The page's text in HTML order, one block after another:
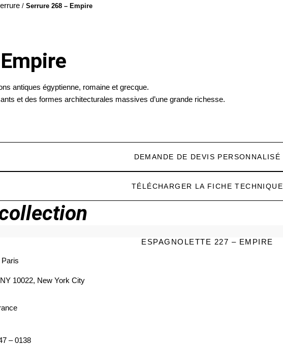
/ Serrure 268 – Empire
antiques égyptienne, romaine et grecque.
et des formes architecturales massives d’une grande richesse.
DEMANDE DE DEVIS PERSONNALISÉ
TÉLÉCHARGER LA FICHE TECHNIQUE
ESPAGNOLETTE 227 – EMPIRE
10022, New York City
– 0138